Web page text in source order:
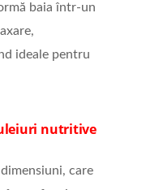
baia într-un
ideale pentru
nutritive
care